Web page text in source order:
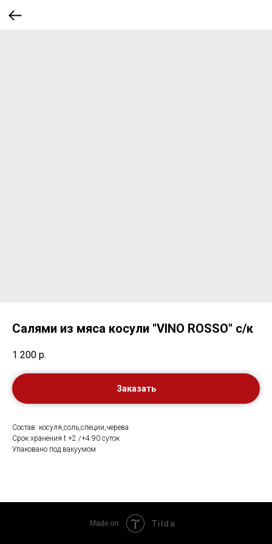
Салями из мяса косули "VINO ROSSO" с/к
1 200 р.
Заказать
Состав: косуля,соль,специи,черева.
Срок хранения t +2 /+4 90 суток
Упаковано под вакуумом
Made on Tilda